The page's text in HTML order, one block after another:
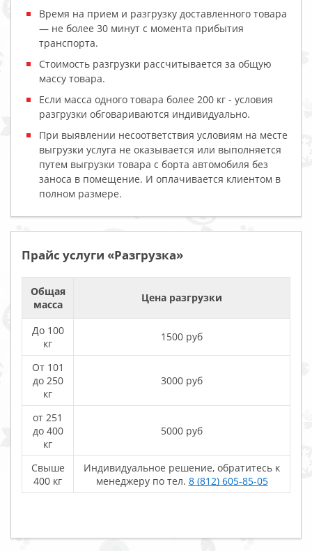
Время на прием и разгрузку доставленного товара
— не более 30 минут с момента прибытия
транспорта.
Стоимость разгрузки рассчитывается за общую
массу товара.
Если масса одного товара более 200 кг - условия
разгрузки обговариваются индивидуально.
При выявлении несоответствия условиям на месте
выгрузки услуга не оказывается или выполняется
путем выгрузки товара с борта автомобиля без
заноса в помещение. И оплачивается клиентом в
полном размере.
Прайс услуги «Разгрузка»
Общая
масса
Цена разгрузки
До 100
кг
1500 руб
От 101
до 250
кг
3000 руб
от 251
до 400
кг
5000 руб
Свыше
400 кг
Индивидуальное решение, обратитесь к
менеджеру по тел. 8 (812) 605-85-05